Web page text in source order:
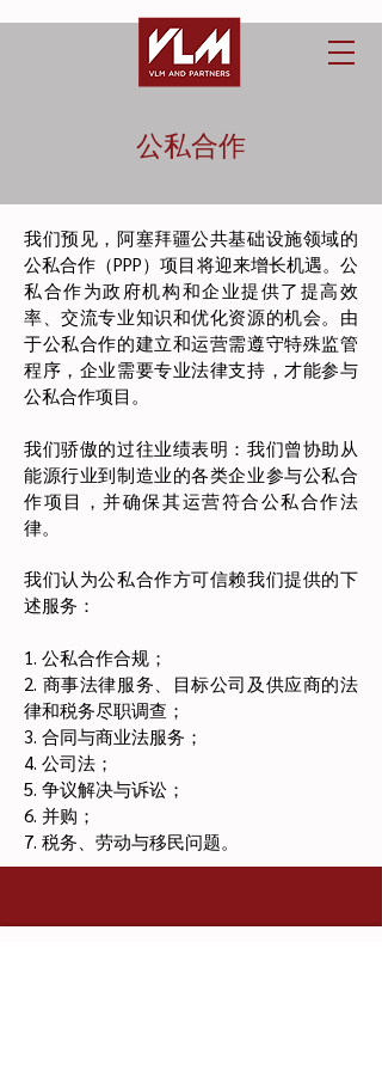
公私合作
我们预见，阿塞拜疆公共基础设施领域的
公私合作（PPP）项目将迎来增长机遇。公
私合作为政府机构和企业提供了提高效
率、交流专业知识和优化资源的机会。由
于公私合作的建立和运营需遵守特殊监管
程序，企业需要专业法律支持，才能参与
公私合作项目。
我们骄傲的过往业绩表明：我们曾协助从
能源行业到制造业的各类企业参与公私合
作项目，并确保其运营符合公私合作法
律。
我们认为公私合作方可信赖我们提供的下
述服务：
1. 公私合作合规；
2. 商事法律服务、目标公司及供应商的法
律和税务尽职调查；
3. 合同与商业法服务；
4. 公司法；
5. 争议解决与诉讼；
6. 并购；
7. 税务、劳动与移民问题。